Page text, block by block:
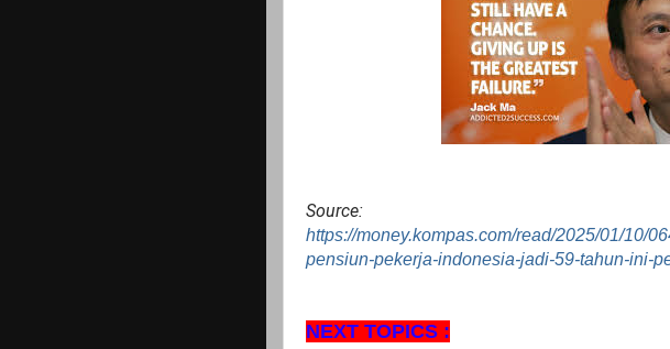
Source:
https://money.kompas.com/read/2025/01/10/
pensiun-pekerja-indonesia-jadi-59-tahun-ini-
NEXT TOPICS :